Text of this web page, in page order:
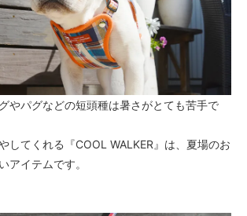
やパグなどの短頭種は暑さがとても苦手で
してくれる『COOL WALKER』は、夏場のお
アイテムです。